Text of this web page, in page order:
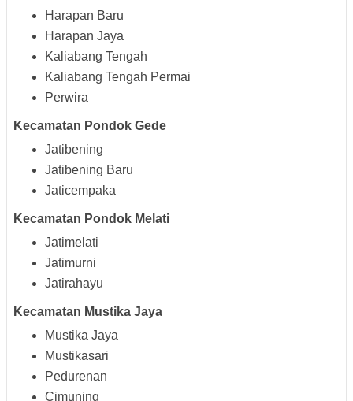
Harapan Baru
Harapan Jaya
Kaliabang Tengah
Kaliabang Tengah Permai
Perwira
Kecamatan Pondok Gede
Jatibening
Jatibening Baru
Jaticempaka
Kecamatan Pondok Melati
Jatimelati
Jatimurni
Jatirahayu
Kecamatan Mustika Jaya
Mustika Jaya
Mustikasari
Pedurenan
Cimuning